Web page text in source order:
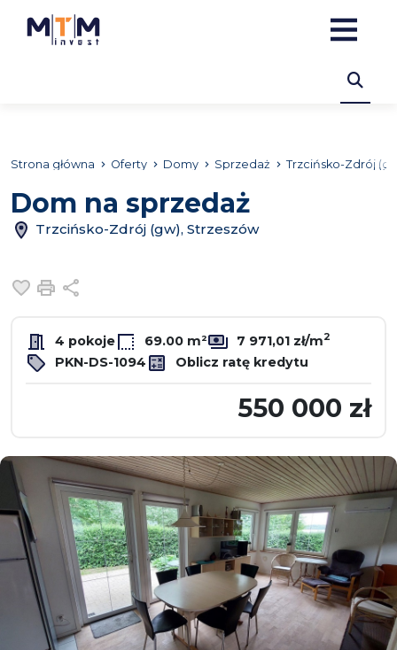
Strona główna Oferty Domy Sprzedaż Trzcińsko-Zdrój
Dom na sprzedaż
Trzcińsko-Zdrój (gw), Strzeszów
Dodaj do ulubionych
Drukuj
4 pokoje 69.00 m² 7 971,01 zł/m2
PKN-DS-1094 Oblicz ratę kredytu
550 000 zł